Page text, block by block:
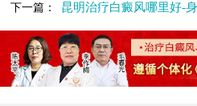
下一篇：
昆明治疗白癜风哪里好-身上